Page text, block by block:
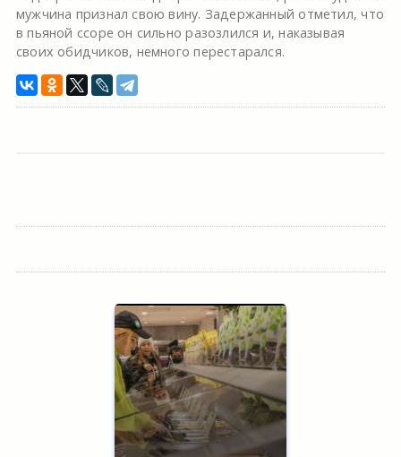
мужчина признал свою вину. Задержанный отметил, что
в пьяной ссоре он сильно разозлился и, наказывая
своих обидчиков, немного перестарался.